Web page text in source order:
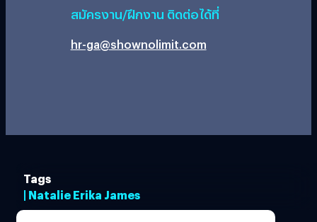
สมัครงาน/ฝึกงาน ติดต่อได้ที่
hr-ga@shownolimit.com
Tags
| Natalie Erika James